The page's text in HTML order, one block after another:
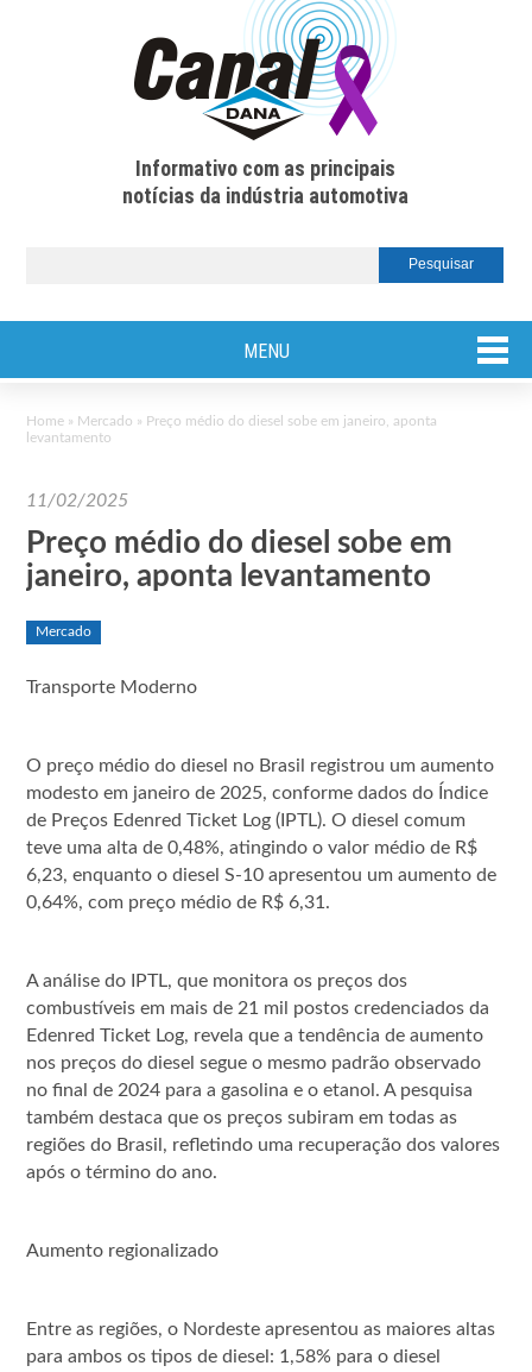
Informativo com as principais
notícias da indústria automotiva
MENU
Home » Mercado » Preço médio do diesel sobe em janeiro, aponta
levantamento
11/02/2025
Preço médio do diesel sobe em
janeiro, aponta levantamento
Mercado
Transporte Moderno
O preço médio do diesel no Brasil registrou um aumento
modesto em janeiro de 2025, conforme dados do Índice
de Preços Edenred Ticket Log (IPTL). O diesel comum
teve uma alta de 0,48%, atingindo o valor médio de R$
6,23, enquanto o diesel S-10 apresentou um aumento de
0,64%, com preço médio de R$ 6,31.
A análise do IPTL, que monitora os preços dos
combustíveis em mais de 21 mil postos credenciados da
Edenred Ticket Log, revela que a tendência de aumento
nos preços do diesel segue o mesmo padrão observado
no final de 2024 para a gasolina e o etanol. A pesquisa
também destaca que os preços subiram em todas as
regiões do Brasil, refletindo uma recuperação dos valores
após o término do ano.
Aumento regionalizado
Entre as regiões, o Nordeste apresentou as maiores altas
para ambos os tipos de diesel: 1,58% para o diesel